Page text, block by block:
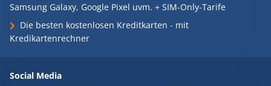
Samsung Galaxy, Google Pixel uvm. + SIM-Only-Tarife
Die besten kostenlosen Kreditkarten - mit
Kredikartenrechner
Social Media